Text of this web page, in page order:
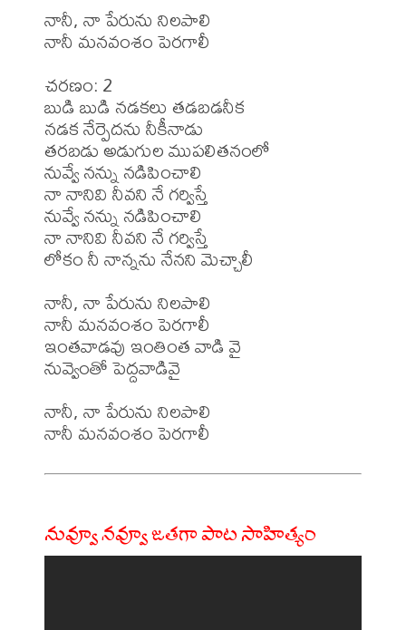
నానీ, నా పేరును నిలపాలి
నానీ మనవంశం పెరగాలీ
చరణం: 2
బుడి బుడి నడకలు తడబడనీక
నడక నేర్పెదను నీకీనాడు
తరబడు అడుగుల ముపలితనంలో
నువ్వే నన్ను నడిపించాలి
నా నానివి నీవని నే గర్విస్తే
నువ్వే నన్ను నడిపించాలి
నా నానివి నీవని నే గర్విస్తే
లోకం నీ నాన్నను నేనని మెచ్చాలీ
నానీ, నా పేరును నిలపాలి
నానీ మనవంశం పెరగాలీ
ఇంతవాడవు ఇంతింత వాడి వై
నువ్వెంతో పెద్దవాడివై
నానీ, నా పేరును నిలపాలి
నువ్వూ నవ్వూ జతగా పాట సాహిత్యం